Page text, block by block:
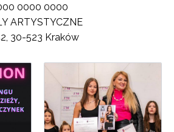
0000 0000
ARTYSTYCZNE
30-523 Kraków